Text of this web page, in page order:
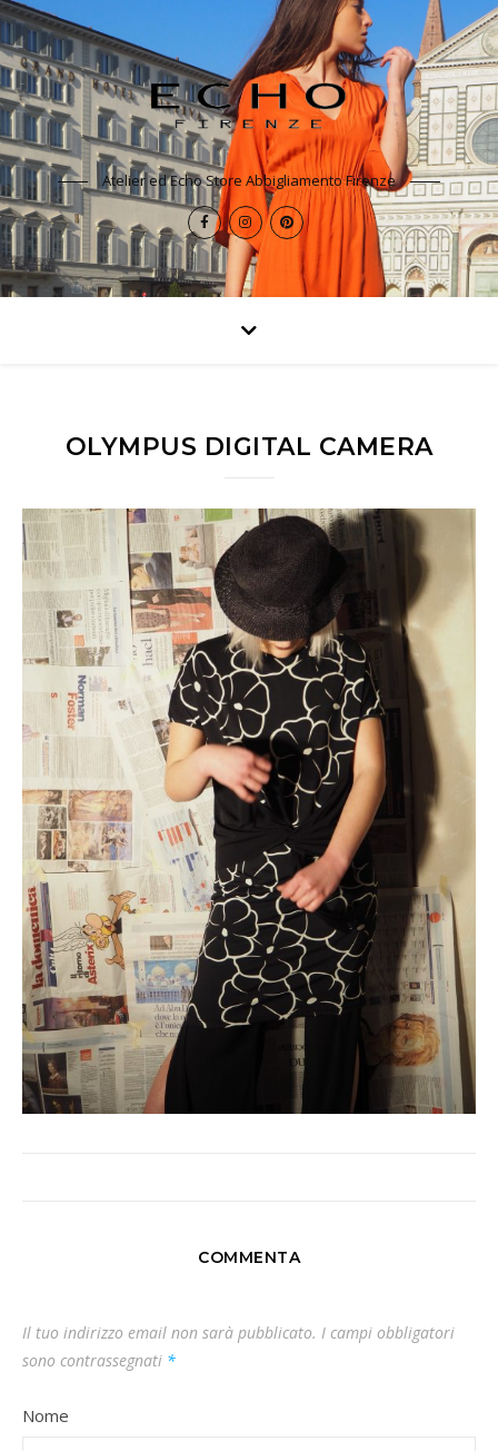
Atelier ed Echo Store Abbigliamento Firenze
OLYMPUS DIGITAL CAMERA
COMMENTA
Il tuo indirizzo email non sarà pubblicato. I campi obbligatori
sono contrassegnati *
Nome